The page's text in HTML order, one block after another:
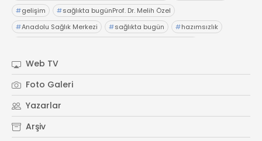
#gelişim #sağlıkta bugünProf. Dr. Melih Özel
#Anadolu Sağlık Merkezi #sağlıkta bugün #hazımsızlık
# Dr. İsmail Çalıkoğlu
#sağlıkta bugünElensilia Arbutin Serum #K-Land
Web TV
Foto Galeri
Yazarlar
Arşiv
GÖGÜS HASTALIKLARI
DERMATOLOJİ
DAHİLİYE
FİZİK TEDAVİ VE REHABİLİTASYON
KADIN HASTALIKLARI VE DOĞUM